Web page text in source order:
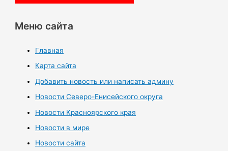
Меню сайта
Главная
Карта сайта
Добавить новость или написать админу
Новости Северо-Енисейского округа
Новости Красноярского края
Новости в мире
Новости сайта